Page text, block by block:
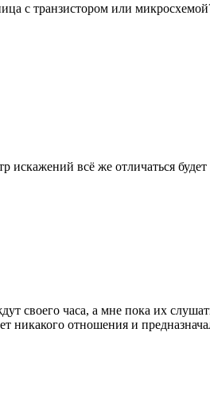
с транзистором или
всё же отличаться
своего часа, а мне пока их
никакого отношения и